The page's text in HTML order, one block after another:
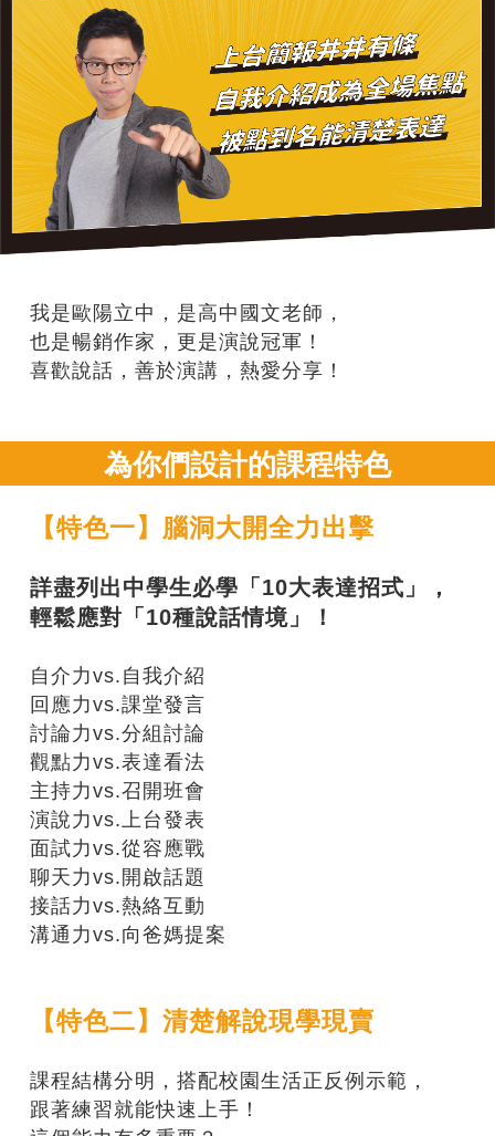
我是歐陽立中，是高中國文老師，
也是暢銷作家，更是演說冠軍！
喜歡說話，善於演講，熱愛分享！
為你們設計的課程特色
【特色一】腦洞大開全力出擊
詳盡列出中學生必學「10大表達招式」，
輕鬆應對「10種說話情境」！
自介力vs.自我介紹
回應力vs.課堂發言
討論力vs.分組討論
觀點力vs.表達看法
主持力vs.召開班會
演說力vs.上台發表
面試力vs.從容應戰
聊天力vs.開啟話題
接話力vs.熱絡互動
溝通力vs.向爸媽提案
【特色二】清楚解說現學現賣
課程結構分明，搭配校園生活正反例示範，
跟著練習就能快速上手！